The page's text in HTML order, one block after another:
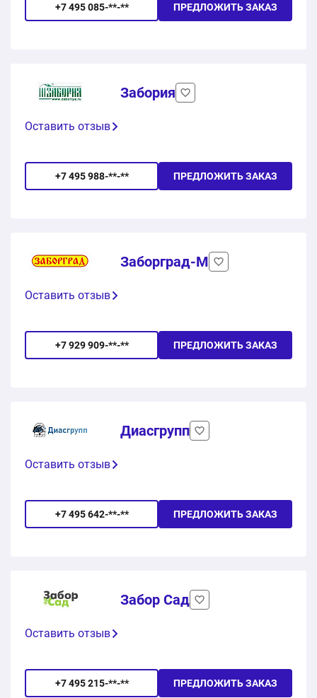
+7 495 085-**-** ПРЕДЛОЖИТЬ ЗАКАЗ
Забория
+7 495 988-**-** ПРЕДЛОЖИТЬ ЗАКАЗ
Оставить отзыв
Заборград-М
+7 929 909-**-** ПРЕДЛОЖИТЬ ЗАКАЗ
Оставить отзыв
Диасгрупп
+7 495 642-**-** ПРЕДЛОЖИТЬ ЗАКАЗ
Оставить отзыв
Забор Сад
+7 495 215-**-** ПРЕДЛОЖИТЬ ЗАКАЗ
Оставить отзыв